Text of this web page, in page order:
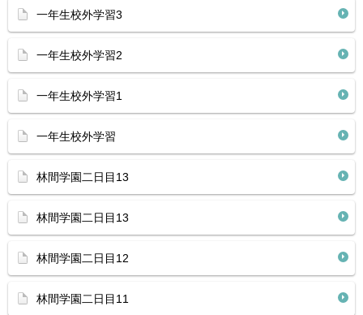
一年生校外学習3
一年生校外学習2
一年生校外学習1
一年生校外学習
林間学園二日目13
林間学園二日目13
林間学園二日目12
林間学園二日目11